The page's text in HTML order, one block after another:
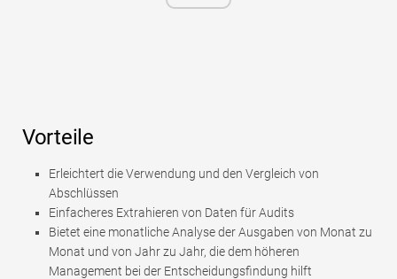
Vorteile
Erleichtert die Verwendung und den Vergleich von
Abschlüssen
Einfacheres Extrahieren von Daten für Audits
Bietet eine monatliche Analyse der Ausgaben von Monat zu
Monat und von Jahr zu Jahr, die dem höheren
Management bei der Entscheidungsfindung hilft